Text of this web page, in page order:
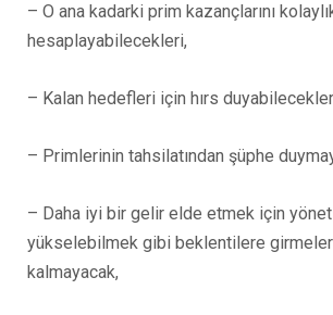
– O ana kadarki prim kazançlarını
hesaplayabilecekleri,
– Kalan hedefleri için hırs
– Primlerinin tahsilatından şüphe
– Daha iyi bir gelir elde etmek için
yükselebilmek gibi beklentilere
kalmayacak,